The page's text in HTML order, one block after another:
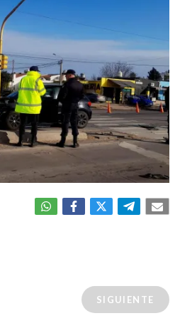
SIGUIENTE